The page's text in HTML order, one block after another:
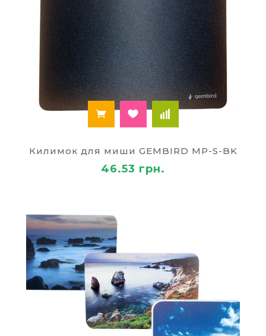
Килимок для миши GEMBIRD MP-S-BK
46.53 грн.